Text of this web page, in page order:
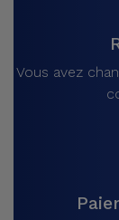
Vous avez